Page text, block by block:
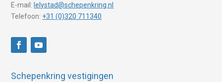
E-mail: lelystad@schepenkring.nl
Telefoon: +31 (0)320 711340
Schepenkring vestigingen